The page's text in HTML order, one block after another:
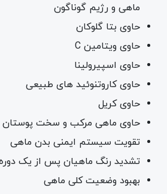
ماهی و رژیم گوناگون
حاوی بتا گلوکان
حاوی ویتامین C
حاوی اسپیرولینا
حاوی کاروتنوئید های طبیعی
حاوی کریل
حاوی ماهی مرکب و سخت پوستان
تقویت سیستم ایمنی بدن ماهی
تشدید رنگ ماهیان پس از یک
بهبود وضعیت کلی ماهی